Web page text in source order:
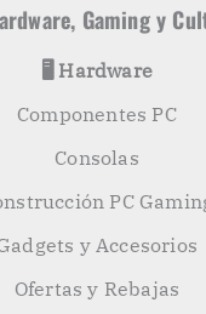
Gaming y
🖥️ Hardware
Componentes PC
Consolas
PC
y Accesorios
Ofertas y Rebajas